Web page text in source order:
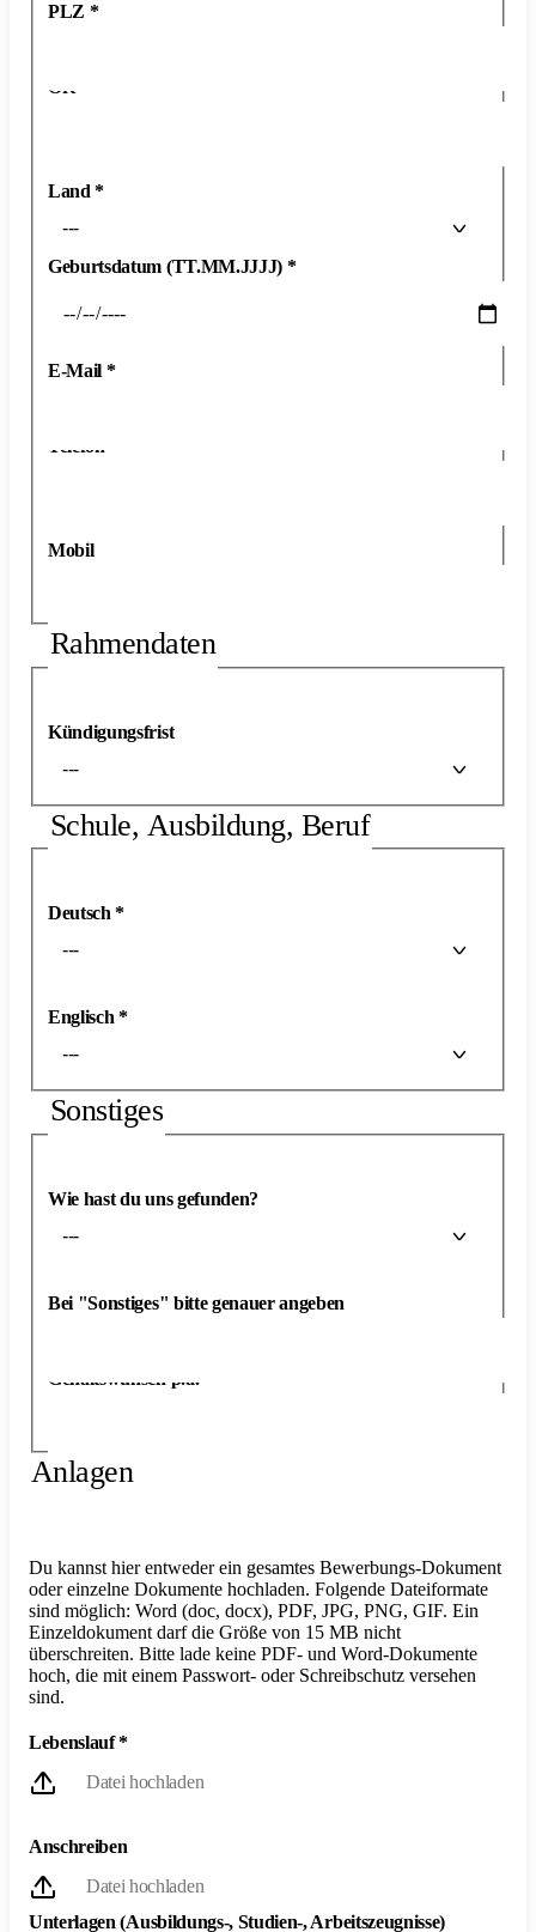
PLZ *
Ort
Land*
---
Geburtsdatum (TT.MM.JJJJ) *
E-Mail *
Telefon
Mobil
Rahmendaten
Kündigungsfrist
---
Schule, Ausbildung, Beruf
Deutsch*
---
Englisch*
---
Sonstiges
Wie hast du uns gefunden?
---
Bei "Sonstiges" bitte genauer angeben
Gehaltswunsch p.a.
Anlagen
Du kannst hier entweder ein gesamtes Bewerbungs-Dokument
oder einzelne Dokumente hochladen. Folgende Dateiformate
sind möglich: Word (doc, docx), PDF, JPG, PNG, GIF. Ein
Einzeldokument darf die Größe von 15 MB nicht
überschreiten. Bitte lade keine PDF- und Word-Dokumente
hoch, die mit einem Passwort- oder Schreibschutz versehen
sind.
Lebenslauf*
Datei hochladen
Anschreiben
Datei hochladen
Unterlagen (Ausbildungs-, Studien-, Arbeitszeugnisse)